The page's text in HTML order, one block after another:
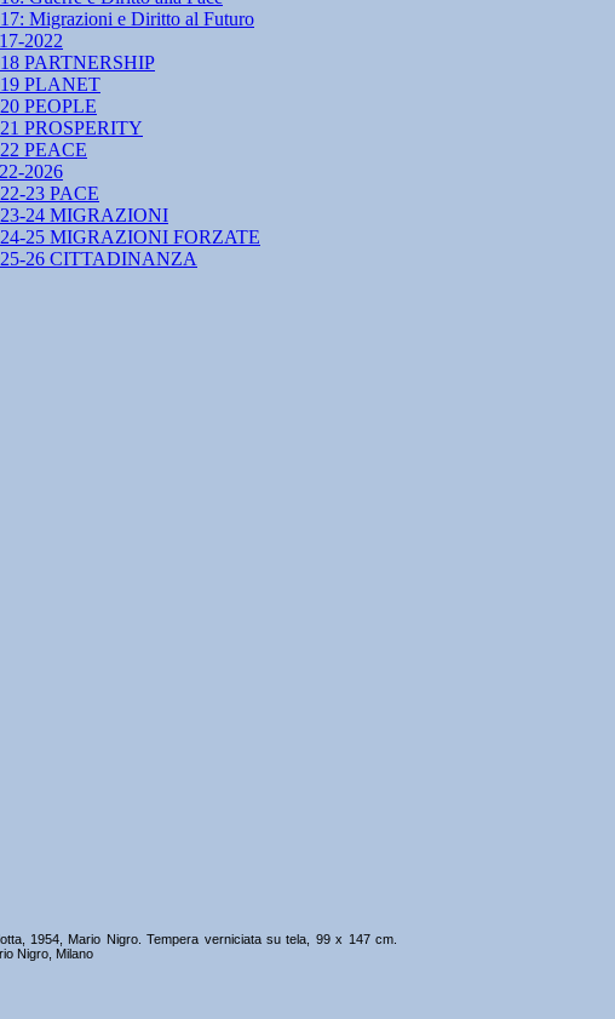
Migrazioni e Diritto al Futuro
2022
PARTNERSHIP
PLANET
PEOPLE
PROSPERITY
PEACE
2026
23 PACE
24 MIGRAZIONI
25 MIGRAZIONI FORZATE
26 CITTADINANZA
1954, Mario Nigro. Tempera verniciata su tela, 99 x 147 cm.
Nigro, Milano